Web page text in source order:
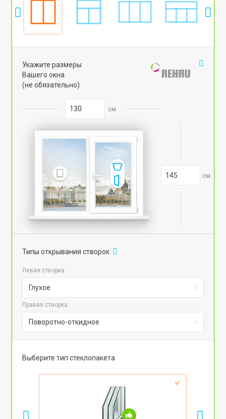
Укажите размеры
Вашего окна
(не обязательно)
см.
см.
Типы открывания створок
Левая створка
Глухое
Правая створка
Поворотно-откидное
Выберите тип стеклопакета